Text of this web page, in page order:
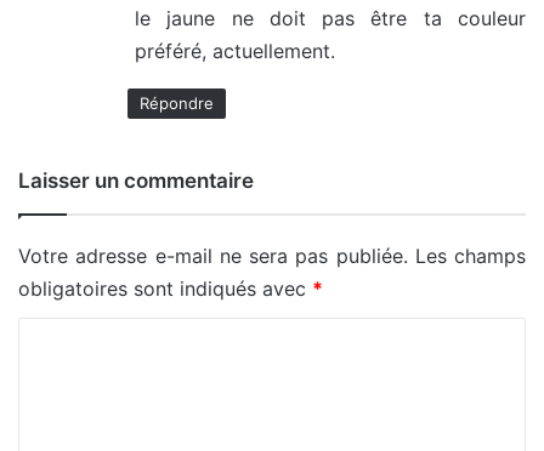
le jaune ne doit pas être ta couleur
préféré, actuellement.
Répondre
Laisser un commentaire
Votre adresse e-mail ne sera pas publiée. Les champs
obligatoires sont indiqués avec *